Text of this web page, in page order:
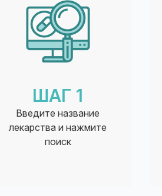
ШАГ 1
Введите название
лекарства и нажмите
поиск